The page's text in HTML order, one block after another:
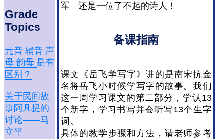
Grade
Topics
元音 辅音 声
母 韵母 是有
区别？
关于民间故
事阿凡提的
讨论——马
立平
军，还是一位了不起的诗人！
备课指南
课文《岳飞学写字》讲的是南宋抗金
名将岳飞小时候学写字的故事。我们
这一周学习课文的第二部分，学认13
个新字，学习书写并会听写13个生字
词。
具体的教学步骤和方法，请老师参考